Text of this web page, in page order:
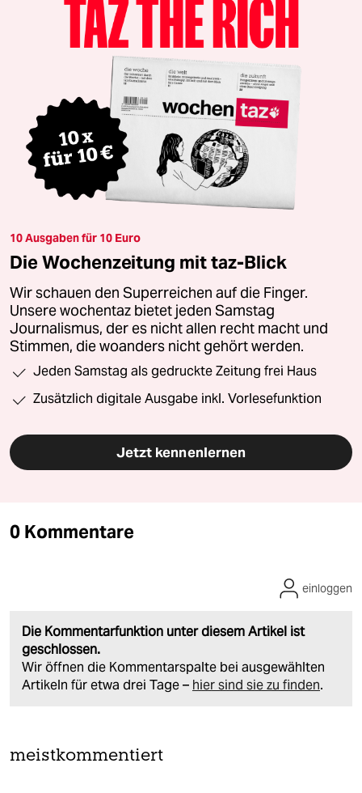
10 Ausgaben für 10 Euro
Die Wochenzeitung mit taz-Blick
Wir schauen den Superreichen auf die Finger.
Unsere wochentaz bietet jeden Samstag
Journalismus, der es nicht allen recht macht und
Stimmen, die woanders nicht gehört werden.
Jeden Samstag als gedruckte Zeitung frei Haus
Zusätzlich digitale Ausgabe inkl. Vorlesefunktion
Jetzt kennenlernen
0 Kommentare
Die Kommentarfunktion unter diesem Artikel ist
geschlossen.
Wir öffnen die Kommentarspalte bei ausgewählten
Artikeln für etwa drei Tage – hier sind sie zu finden.
einloggen
meistkommentiert